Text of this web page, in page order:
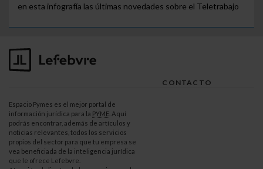
en esta infografía las últimas novedades sobre el Teletrabajo
CONTACTO
Espacio Pymes es el mejor portal de
información jurídica para la PYME . Aquí
podrás encontrar, además de artículos y
noticias relevantes, todos los servicios
propios del sector para que tu empresa se
vea beneficiada de la inteligencia jurídica
que le ofrece Lefebvre.